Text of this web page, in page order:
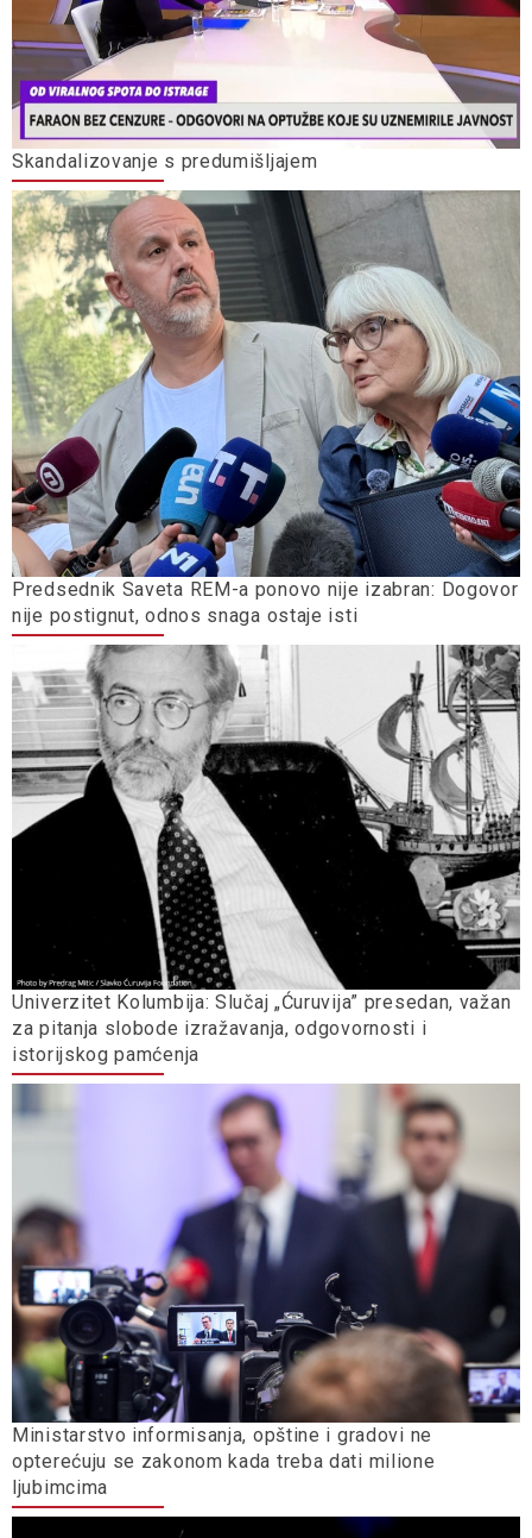
Skandalizovanje s predumišljajem
Predsednik Saveta REM-a ponovo nije izabran: Dogovor
nije postignut, odnos snaga ostaje isti
Univerzitet Kolumbija: Slučaj „Ćuruvija” presedan, važan
za pitanja slobode izražavanja, odgovornosti i
istorijskog pamćenja
Ministarstvo informisanja, opštine i gradovi ne
opterećuju se zakonom kada treba dati milione
ljubimcima